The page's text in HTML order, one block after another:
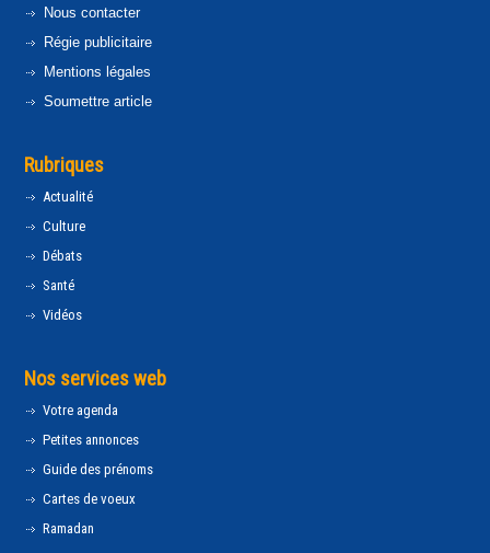
Nous contacter
Régie publicitaire
Mentions légales
Soumettre article
Rubriques
Actualité
Culture
Débats
Santé
Vidéos
Nos services web
Votre agenda
Petites annonces
Guide des prénoms
Cartes de voeux
Ramadan